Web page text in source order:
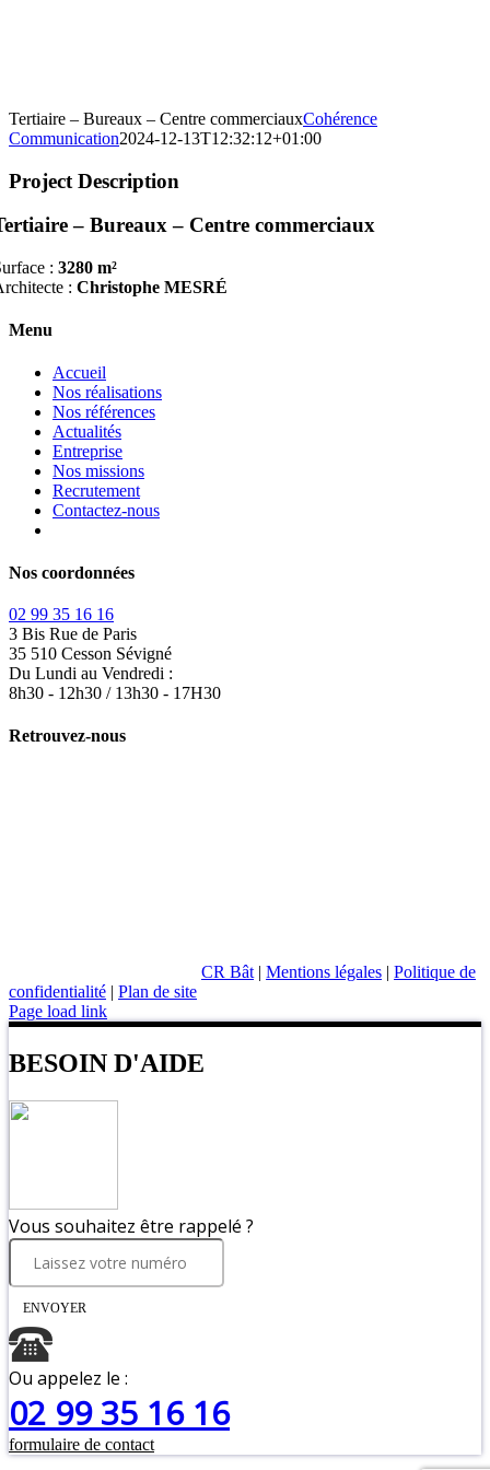
Tertiaire – Bureaux – Centre commerciauxCohérence
Communication2024-12-13T12:32:12+01:00
Project Description
– Bureaux – Centre commerciaux
: 3280 m²
: Christophe MESRÉ
Menu
Accueil
Nos réalisations
Nos références
Actualités
Entreprise
Nos missions
Recrutement
Contactez-nous
Nos coordonnées
02 99 35 16 16
3 Bis Rue de Paris
35 510 Cesson Sévigné
Du Lundi au Vendredi :
8h30 - 12h30 / 13h30 - 17H30
Retrouvez-nous
CR Bât | Mentions légales | Politique de
confidentialité | Plan de site
Page load link
BESOIN D'AIDE
Vous souhaitez être rappelé ?
ENVOYER
Ou appelez le :
02 99 35 16 16
formulaire de contact